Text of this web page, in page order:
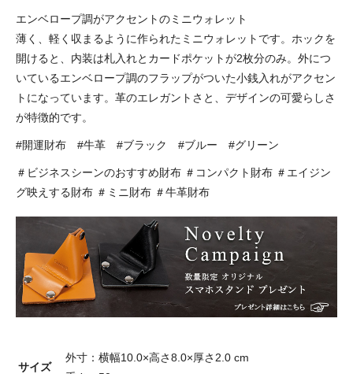
エンベロープ調がアクセントのミニウォレット
薄く、軽く収まるように作られたミニウォレットです。ホックを
開けると、内装は札入れとカードポケットが2枚分のみ。外につ
いているエンベロープ調のフラップがついた小銭入れがアクセン
トになっています。革のエレガントさと、デザインの可愛らしさ
が特徴的です。
#開運財布 #牛革 #ブラック #ブルー #グリーン
＃ビジネスシーンのおすすめ財布 ＃コンパクト財布 ＃エイジン
グ映えする財布 ＃ミニ財布 ＃牛革財布
サイズ
外寸：横幅10.0×高さ8.0×厚さ2.0 cm